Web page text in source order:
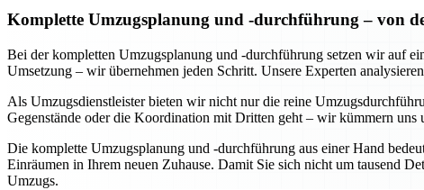
Komplette Umzugsplanung und -durchführung – von
Bei der kompletten Umzugsplanung und -durchführung setzen wir auf
Umsetzung – wir übernehmen jeden Schritt. Unsere Experten
Als Umzugsdienstleister bieten wir nicht nur die reine
Gegenstände oder die Koordination mit Dritten geht – wir kümmern
Die komplette Umzugsplanung und -durchführung aus einer Hand
Einräumen in Ihrem neuen Zuhause. Damit Sie sich nicht um tausend
Umzugs.